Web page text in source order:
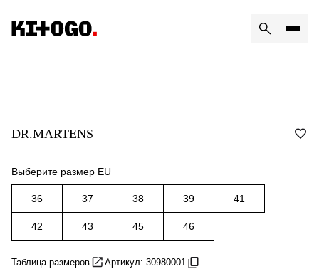
DR.MARTENS
Выберите размер EU
36 37 38 39 41
42 43 45 46
Таблица размеров Артикул: 30980001